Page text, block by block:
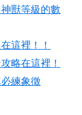
獸等級的數
這裡！！
略在這裡！
練象徵